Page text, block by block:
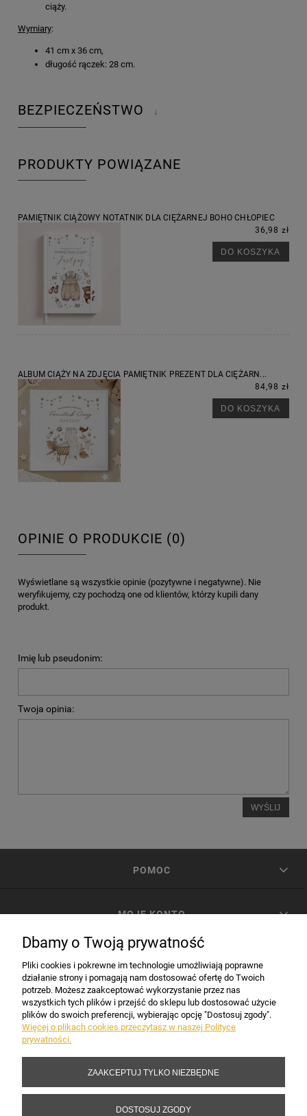
ciąży.
Wymiary:
41 cm x 36 cm,
długość rączek: 28 cm.
BEZPIECZEŃSTWO ↓
PRODUKTY POWIĄZANE
PAMIĘTNIK CIĄŻOWY NOTATNIK DLA CIĘŻARNEJ BOHO CHŁOPIEC
36,98 zł
DO KOSZYKA
ALBUM CIĄŻY NA ZDJĘCIA PAMIĘTNIK PREZENT DLA CIĘŻARN...
84,98 zł
DO KOSZYKA
OPINIE O PRODUKCIE (0)
Wyświetlane są wszystkie opinie (pozytywne i negatywne). Nie
weryfikujemy, czy pochodzą one od klientów, którzy kupili dany
produkt.
Imię lub pseudonim:
Twoja opinia:
WYŚLIJ
POMOC
MOJE KONTO
INFORMACJE
Copyright 2017-2026 Sakramento.pl
Dbamy o Twoją prywatność
Pliki cookies i pokrewne im technologie umożliwiają poprawne
działanie strony i pomagają nam dostosować ofertę do Twoich
potrzeb. Możesz zaakceptować wykorzystanie przez nas
wszystkich tych plików i przejść do sklepu lub dostosować użycie
plików do swoich preferencji, wybierając opcję "Dostosuj zgody".
Więcej o plikach cookies przeczytasz w naszej Polityce
prywatności.
ZAAKCEPTUJ TYLKO NIEZBĘDNE
DOSTOSUJ ZGODY